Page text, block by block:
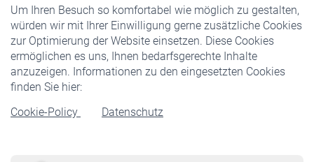
Um Ihren Besuch so komfortabel wie möglich zu gestalten,
würden wir mit Ihrer Einwilligung gerne zusätzliche Cookies
zur Optimierung der Website einsetzen. Diese Cookies
ermöglichen es uns, Ihnen bedarfsgerechte Inhalte
anzuzeigen. Informationen zu den eingesetzten Cookies
finden Sie hier:
Cookie-Policy
Datenschutz
Staatliche Förderung
Veranstaltungen
Rentner
Rentenbeginn
Rente beantragen